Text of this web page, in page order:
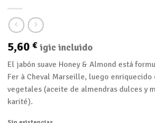
5,60 € igic incluido
El jabón suave Honey & Almond está
Fer à Cheval Marseille, luego enriquecido
vegetales (aceite de almendras dulces y
karité).